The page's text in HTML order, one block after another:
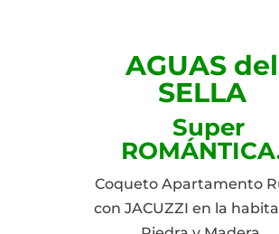
AGUAS del
SELLA
Super
Coqueto Apartamento
con JACUZZI en la